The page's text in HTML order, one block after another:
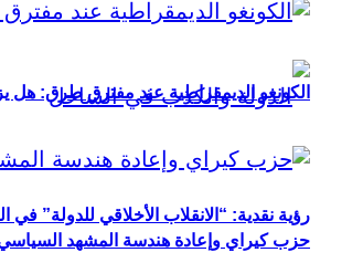
رؤية نقدية: “الانقلاب الأخلاقي للدولة” في
الكونغو الديمقراطية عند مفترق طرق: هل
حزب كيراي وإعادة هندسة المشهد